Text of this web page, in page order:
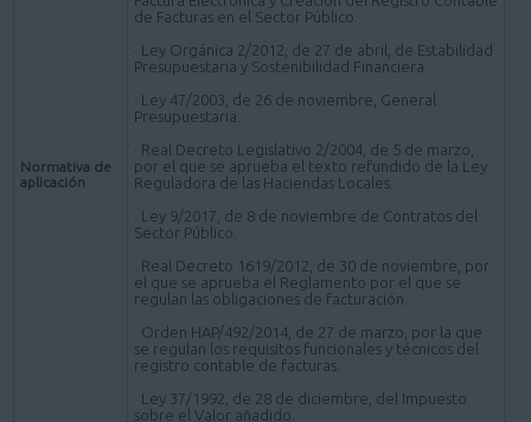
Normativa de
aplicación
de Facturas en el Sector Público.
· Ley Orgánica 2/2012, de 27 de abril, de Estabilidad
Presupuestaria y Sostenibilidad Financiera.
· Ley 47/2003, de 26 de noviembre, General
Presupuestaria.
· Real Decreto Legislativo 2/2004, de 5 de marzo,
por el que se aprueba el texto refundido de la Ley
Reguladora de las Haciendas Locales.
· Ley 9/2017, de 8 de noviembre de Contratos del
Sector Público.
· Real Decreto 1619/2012, de 30 de noviembre, por
el que se aprueba el Reglamento por el que se
regulan las obligaciones de facturación.
· Orden HAP/492/2014, de 27 de marzo, por la que
se regulan los requisitos funcionales y técnicos del
registro contable de facturas.
· Ley 37/1992, de 28 de diciembre, del Impuesto
sobre el Valor añadido.